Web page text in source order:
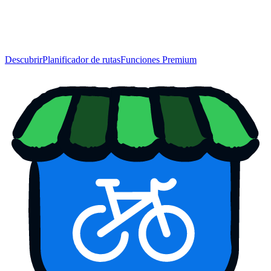
DescubrirPlanificador de rutasFunciones Premium